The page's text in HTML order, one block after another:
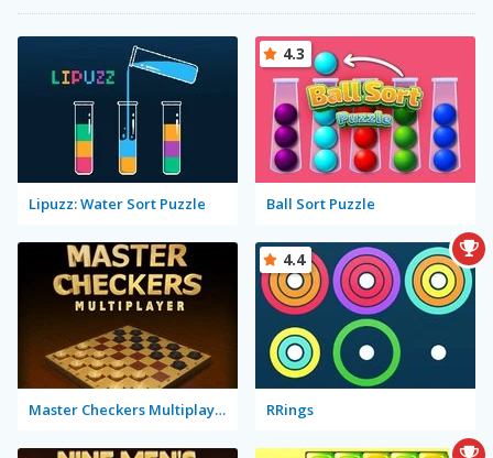
Lipuzz: Water Sort Puzzle Ball Sort Puzzle
4.3
Master Checkers Multiplayer RRings
4.4